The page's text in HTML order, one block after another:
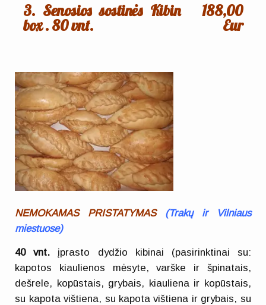
3. Senosios sostinės Kibin
box . 80 vnt.
188,00
Eur
NEMOKAMAS PRISTATYMAS (Trakų ir Vilniaus
miestuose)
40 vnt. įprasto dydžio kibinai (pasirinktinai su:
kapotos kiaulienos mėsyte, varške ir špinatais,
dešrele, kopūstais, grybais, kiauliena ir kopūstais,
su kapota vištiena, su kapota vištiena ir grybais, su